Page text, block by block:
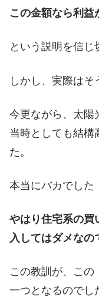
この金額なら利益
という説明を信じ
しかし、実際はそ
今更ながら、太陽
当時としても結構
た。
本当にバカでした
やはり住宅系の買
入してはダメなの
この教訓が、この
一つとなるのでし